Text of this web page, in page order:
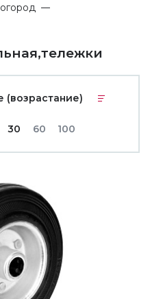
(возрастание)
30 60 100